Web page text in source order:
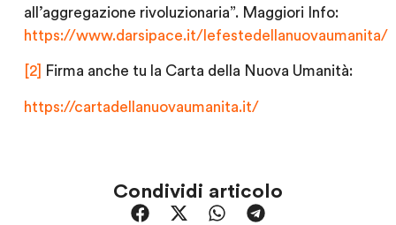
all’aggregazione rivoluzionaria”. Maggiori Info:
https://www.darsipace.it/lefestedellanuovaumanita/
[2] Firma anche tu la Carta della Nuova Umanità:
https://cartadellanuovaumanita.it/
Condividi articolo